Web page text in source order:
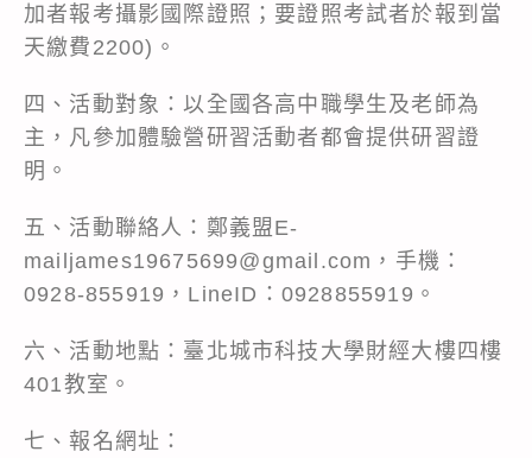
加者報考攝影國際證照；要證照考試者於報到當
天繳費2200)。
四、活動對象：以全國各高中職學生及老師為
主，凡參加體驗營研習活動者都會提供研習證
明。
五、活動聯絡人：鄭義盟E-
mailjames19675699@gmail.com，手機：
0928-855919，LineID：0928855919。
六、活動地點：臺北城市科技大學財經大樓四樓
401教室。
七、報名網址：